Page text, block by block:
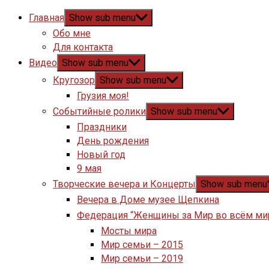
Главная Show sub menu
Обо мне
Для контакта
Видео Show sub menu
Кругозор Show sub menu
Грузия моя!
Событийные ролики Show sub menu
Праздники
День рождения
Новый год
9 мая
Творческие вечера и Концерты Show sub menu
Вечера в Доме музее Щепкина
Федерация “Женщины за Мир во всём
Мосты мира
Мир семьи – 2015
Мир семьи – 2019